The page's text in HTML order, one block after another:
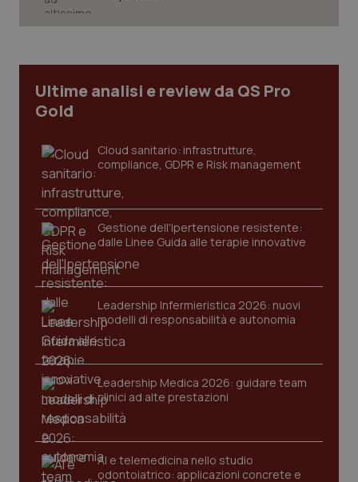
Ultime analisi e review da QS Pro
Gold
Cloud sanitario: infrastrutture,
compliance, GDPR e Risk management
Gestione dell'Ipertensione resistente:
dalle Linee Guida alle terapie innovative
Leadership Infermieristica 2026: nuovi
modelli di responsabilità e autonomia
Leadership Medica 2026: guidare team
clinici ad alte prestazioni
AI e telemedicina nello studio
odontoiatrico: applicazioni concrete e
tracking-sites-ironfish-
tracking-enable
www.quotidianosanita.it
tracking-sites-ironfish-
www.quotidianosanita.it